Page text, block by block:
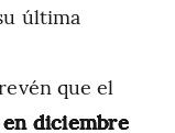
última
que el
en diciembre